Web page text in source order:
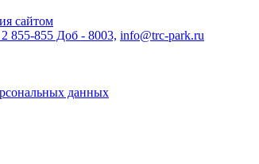
сайтом
855-855 Доб - 8003, info@trc-park.ru
данных